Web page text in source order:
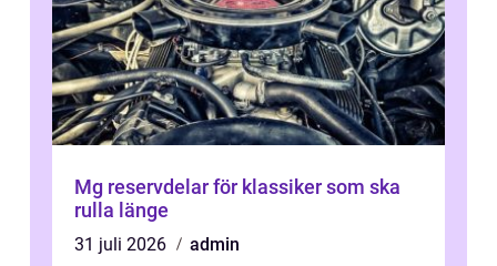
Mg reservdelar för klassiker som ska
rulla länge
31 juli 2026 admin